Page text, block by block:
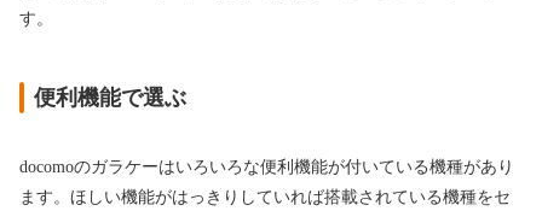
す。
便利機能で選ぶ
docomoのガラケーはいろいろな便利機能が付いている機種があり
ます。ほしい機能がはっきりしていれば搭載されている機種をセ